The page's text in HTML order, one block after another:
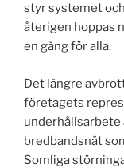
styr systemet
återigen hoppas
en gång för alla.
Det längre
företagets
underhållsarbete
bredbandsnät
Somliga